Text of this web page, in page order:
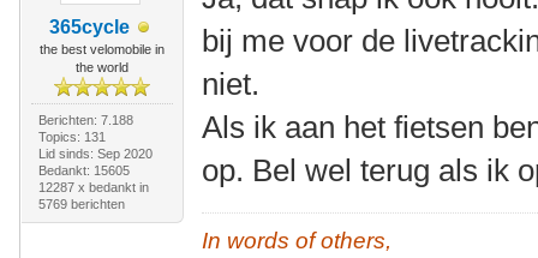
365cycle
the best velomobile in
the world
Berichten: 7.188
Topics: 131
Lid sinds: Sep 2020
Bedankt: 15605
12287 x bedankt in
5769 berichten
bij me voor de
niet.
Als ik aan het fietsen
op. Bel wel terug als ik
In words of others,